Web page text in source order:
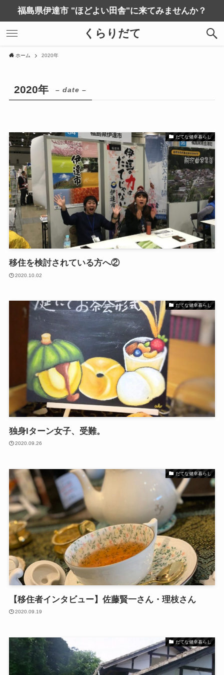
福島県伊達市 "ほどよい田舎"に来てみませんか？
くらりだて
ホーム 2020年
2020年 – date –
だてな健幸暮らし
移住を検討されている方へ②
2020.10.02
だてな健幸暮らし
独身Iターン女子、受難。
2020.09.26
だてな健幸暮らし
【移住者インタビュー】佐藤賢一さん・理枝さん
2020.09.19
だてな健幸暮らし